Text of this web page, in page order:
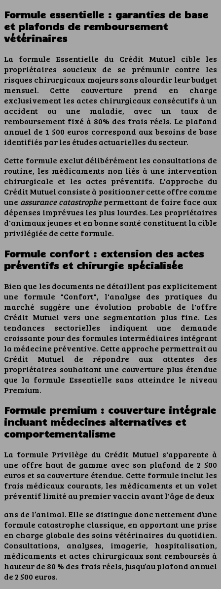
Formule essentielle : garanties de base
et plafonds de remboursement
vétérinaires
La formule Essentielle du Crédit Mutuel cible les
propriétaires soucieux de se prémunir contre les
risques chirurgicaux majeurs sans alourdir leur budget
mensuel. Cette couverture prend en charge
exclusivement les actes chirurgicaux consécutifs à un
accident ou une maladie, avec un taux de
remboursement fixé à 80% des frais réels. Le plafond
annuel de 1 500 euros correspond aux besoins de base
identifiés par les études actuarielles du secteur.
Cette formule exclut délibérément les consultations de
routine, les médicaments non liés à une intervention
chirurgicale et les actes préventifs. L'approche du
Crédit Mutuel consiste à positionner cette offre comme
une assurance catastrophepermettant de faire face aux
dépenses imprévues les plus lourdes. Les propriétaires
d'animaux jeunes et en bonne santé constituent la cible
privilégiée de cette formule.
Formule confort : extension des actes
préventifs et chirurgie spécialisée
Bien que les documents ne détaillent pas explicitement
une formule "Confort", l'analyse des pratiques du
marché suggère une évolution probable de l'offre
Crédit Mutuel vers une segmentation plus fine. Les
tendances sectorielles indiquent une demande
croissante pour des formules intermédiaires intégrant
la médecine préventive. Cette approche permettrait au
Crédit Mutuel de répondre aux attentes des
propriétaires souhaitant une couverture plus étendue
que la formule Essentielle sans atteindre le niveau
Premium.
Formule premium : couverture intégrale
incluant médecines alternatives et
comportementalisme
La formule Privilège du Crédit Mutuel s'apparente à
une offre haut de gamme avec son plafond de 2 500
euros et sa couverture étendue. Cette formule inclut les
frais médicaux courants, les médicaments et un volet
préventif limité au premier vaccin avant l'âge de deux
ans de l’animal. Elle se distingue donc nettement d’une
formule catastrophe classique, en apportant une prise
en charge globale des soins vétérinaires du quotidien.
Consultations, analyses, imagerie, hospitalisation,
médicaments et actes chirurgicaux sont remboursés à
hauteur de 80 % des frais réels, jusqu’au plafond annuel
de 2 500 euros.